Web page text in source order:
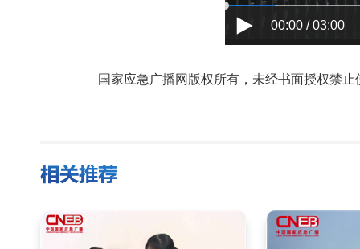
00:00 / 03:00
国家应急广播网版权所有，未经书面授权禁